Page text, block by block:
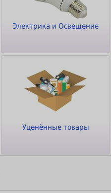
Электрика и Освещение
Уценённые товары